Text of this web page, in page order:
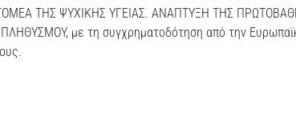
ΤΗΣ ΨΥΧΙΚΗΣ ΥΓΕΙΑΣ. ΑΝΑΠΤΥΞΗ ΤΗΣ
με τη συγχρηματοδότηση από την